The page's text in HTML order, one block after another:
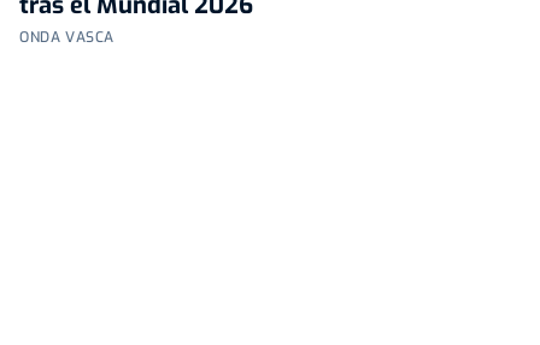
ONDA VASCA